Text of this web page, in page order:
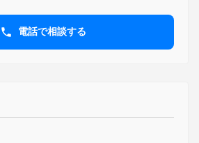
電話で相談する